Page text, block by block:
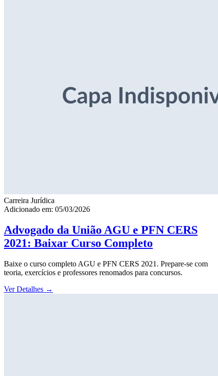
Carreira Jurídica
Adicionado em: 05/03/2026
Advogado da União AGU e PFN CERS
2021: Baixar Curso Completo
Baixe o curso completo AGU e PFN CERS 2021. Prepare-se com
teoria, exercícios e professores renomados para concursos.
Ver Detalhes →